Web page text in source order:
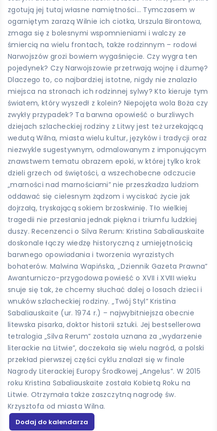
zgotują jej tutaj własne namiętności… Tymczasem w
ogarniętym zarazą Wilnie ich ciotka, Urszula Birontowa,
zmaga się z bolesnymi wspomnieniami i walczy ze
śmiercią na wielu frontach, także rodzinnym – rodowi
Narwojszów grozi bowiem wygaśnięcie. Czy wygra ten
pojedynek? Czy Narwojszowie przetrwają wojnę i dżumę?
Dlaczego to, co najbardziej istotne, nigdy nie znalazło
miejsca na stronach ich rodzinnej sylwy? Kto kieruje tym
światem, który wyszedł z kolein? Niepojęta wola Boża czy
zwykły przypadek? Ta barwna opowieść o burzliwych
dziejach szlacheckiej rodziny z Litwy jest też urzekającą
wedutą Wilna, miasta wielu kultur, języków i tradycji oraz
niezwykle sugestywnym, odmalowanym z imponującym
znawstwem tematu obrazem epoki, w której tylko krok
dzieli grzech od świętości, a wszechobecne odczucie
„marności nad marnościami” nie przeszkadza ludziom
oddawać się cielesnym żądzom i wyciskać życie jak
dojrzałą, tryskającą sokiem brzoskwinię. Tło wielkiej
tragedii nie przesłania jednak piękna i triumfu ludzkiej
duszy. Recenzenci o Silva Rerum: Kristina Sabaliauskaite
doskonale łączy wiedzę historyczną z umiejętnością
barwnego opowiadania i tworzenia wyrazistych
bohaterów. Malwina Wapińska, „Dziennik Gazeta Prawna”
Awanturniczo-przygodowa powieść o XVII i XVIII wieku
snuje się tak, że chcemy słuchać dalej o losach dzieci i
wnuków szlacheckiej rodziny. „Twój Styl” Kristina
Sabaliauskaite (ur. 1974 r.) – najwybitniejsza obecnie
litewska pisarka, doktor historii sztuki. Jej bestsellerowa
tetralogia „Silva Rerum” została uznana za „wydarzenie
literackie na Litwie”, doczekała się wielu nagród, a polski
przekład pierwszej części cyklu znalazł się w finale
Nagrody Literackiej Europy Środkowej „Angelus”. W 2015
roku Kristina Sabaliauskaite została Kobietą Roku na
Litwie. Otrzymała także zaszczytną nagrodę św.
Krzysztofa od miasta Wilna.